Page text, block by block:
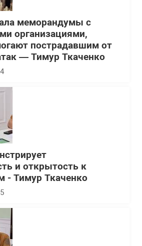
меморандумы с
организациями,
пострадавшим от
— Тимур Ткаченко
и открытость к
- Тимур Ткаченко